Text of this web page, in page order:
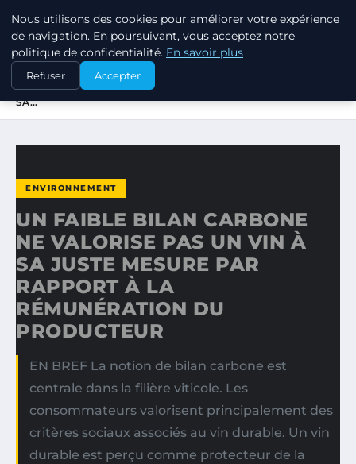
RSE ENJEUX
ACCUEIL
ENVIRONNEMENT
UN FAIBLE BILAN CARBONE NE VALORISE PAS UN VIN À
SA…
ENVIRONNEMENT
UN FAIBLE BILAN CARBONE
NE VALORISE PAS UN VIN À
SA JUSTE MESURE PAR
RAPPORT À LA
RÉMUNÉRATION DU
PRODUCTEUR
EN BREF La notion de bilan carbone est
centrale dans la filière viticole. Les
consommateurs valorisent principalement des
critères sociaux associés au vin durable. Un vin
durable est perçu comme protecteur de la
Nous utilisons des cookies pour améliorer votre expérience
de navigation. En poursuivant, vous acceptez notre
politique de confidentialité. En savoir plus
Refuser Accepter